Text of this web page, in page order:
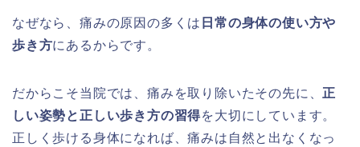
なぜなら、痛みの原因の多くは 日常の身体の使い方や
歩き方にあるからです。
だからこそ当院では、痛みを取り除いたその先に、正
しい姿勢と正しい歩き方の習得を大切にしています。
正しく歩ける身体になれば、痛みは自然と出なくなっ